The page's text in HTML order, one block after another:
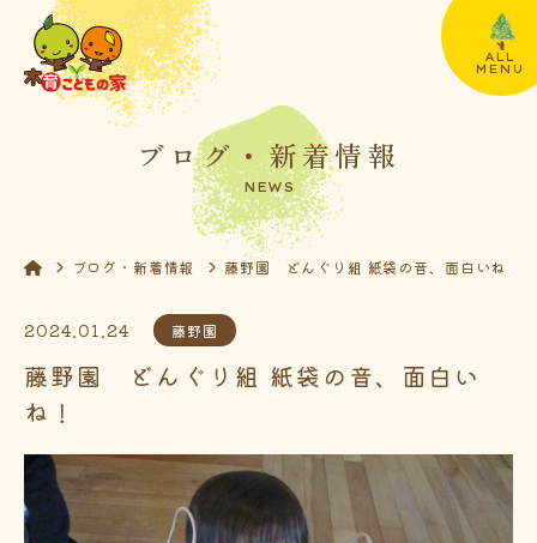
ALL
MENU
ブログ・新着情報
NEWS
ブログ・新着情報 藤野園 どんぐり組 紙袋の音、面白いね！
2024.01.24 藤野園
藤野園 どんぐり組 紙袋の音、面白い
ね！